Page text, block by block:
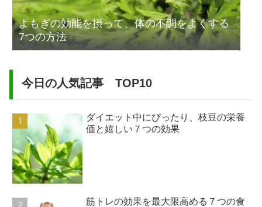
よもぎの効能を摂って、体の不調をよくする
7つの方法
今日の人気記事 TOP10
ダイエット中にぴったり、枝豆の栄養
価と嬉しい７つの効果
筋トレの効果を最大限高める７つの食